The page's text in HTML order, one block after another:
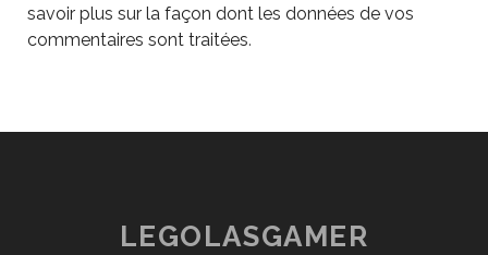
savoir plus sur la façon dont les données de vos
commentaires sont traitées.
LEGOLASGAMER